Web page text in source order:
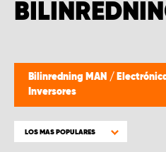
Bilinredning MAN /
Inversores
LOS MAS POPULARES